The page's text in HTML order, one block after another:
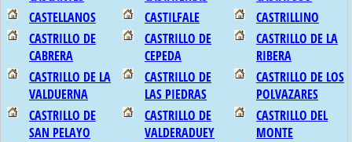
CASTELLANOS
CASTILFALE
CASTRILLINO
CASTRILLO DE
CABRERA
CASTRILLO DE
CEPEDA
CASTRILLO DE LA
RIBERA
CASTRILLO DE LA
VALDUERNA
CASTRILLO DE
LAS PIEDRAS
CASTRILLO DE LOS
POLVAZARES
CASTRILLO DE
SAN PELAYO
CASTRILLO DE
VALDERADUEY
CASTRILLO DEL
MONTE